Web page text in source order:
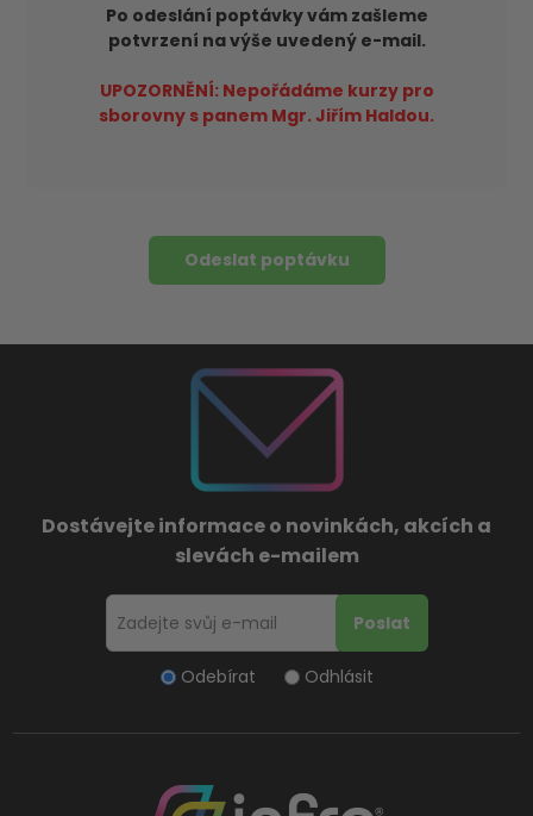
Po odeslání poptávky vám zašleme
potvrzení na výše uvedený e-mail.
UPOZORNĚNÍ: Nepořádáme kurzy pro
sborovny s panem Mgr. Jiřím Haldou.
Dostávejte informace o novinkách, akcích a
slevách e-mailem
Odebírat Odhlásit